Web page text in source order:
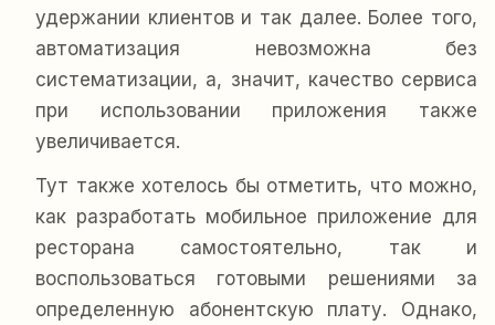
удержании клиентов и так далее. Более того,
автоматизация невозможна без
систематизации, а, значит, качество сервиса
при использовании приложения также
увеличивается.
Тут также хотелось бы отметить, что можно,
как разработать мобильное приложение для
ресторана самостоятельно, так и
воспользоваться готовыми решениями за
определенную абонентскую плату. Однако,